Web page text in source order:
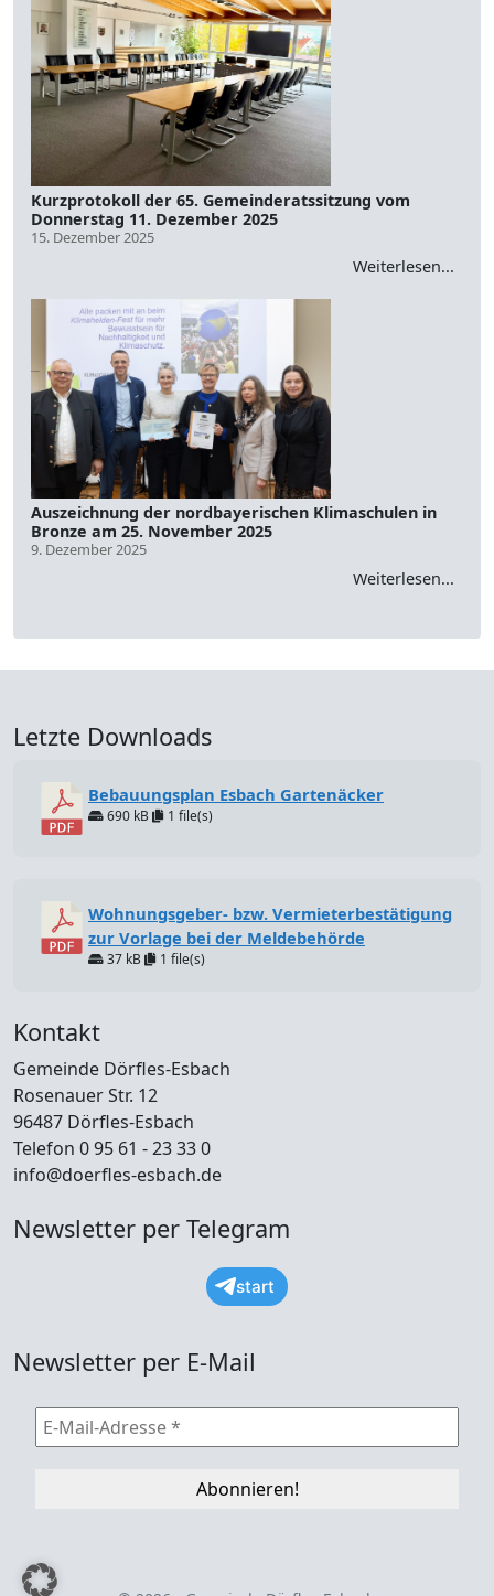
Kurzprotokoll der 65. Gemeinderatssitzung vom
Donnerstag 11. Dezember 2025
15. Dezember 2025
Weiterlesen...
Auszeichnung der nordbayerischen Klimaschulen in
Bronze am 25. November 2025
9. Dezember 2025
Weiterlesen...
Letzte Downloads
Bebauungsplan Esbach Gartenäcker
690 kB 1 file(s)
Wohnungsgeber- bzw. Vermieterbestätigung
zur Vorlage bei der Meldebehörde
37 kB 1 file(s)
Kontakt
Gemeinde Dörfles-Esbach
Rosenauer Str. 12
96487 Dörfles-Esbach
Telefon 0 95 61 - 23 33 0
info@doerfles-esbach.de
Newsletter per Telegram
start
Newsletter per E-Mail